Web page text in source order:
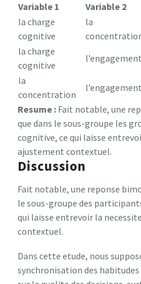
Variable 1 Variable 2
la charge
cognitive
la
la charge
cognitive
l’engagement
la
concentration
l’engagement
Resume : Fait notable, une
que dans le sous-groupe les
cognitive, ce qui laisse
ajustement contextuel.
Discussion
Fait notable, une reponse
le sous-groupe des
qui laisse entrevoir la
contextuel.
Dans cette etude, nous
synchronisation des